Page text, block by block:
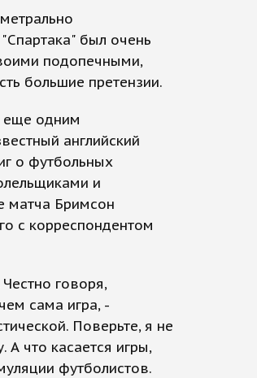
был очень
подопечными,
большие претензии.
еще одним
английский
о футбольных
и
матча Бримсон
с корреспондентом
говоря,
сама игра, -
Поверьте, я не
что касается игры,
футболистов.